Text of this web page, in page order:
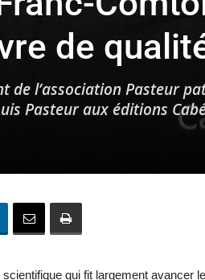
de
de l’association Pasteur
Pasteur aux éditions
qui fit largement avancer